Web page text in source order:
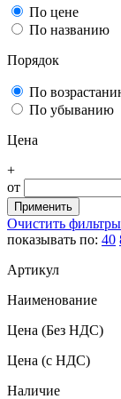
По цене
По названию
Порядок
По
По убыванию
Цена
+
от
Очистить фильтры
показывать по: 40
Артикул
Наименование
Цена (Без НДС)
Цена (с НДС)
Наличие